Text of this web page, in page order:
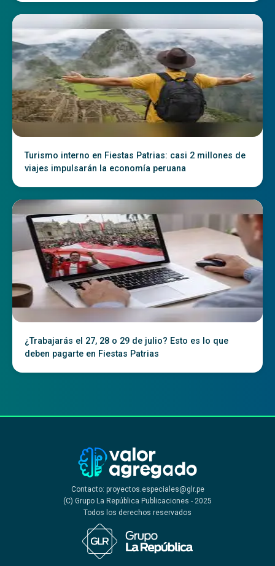
Turismo interno en Fiestas Patrias: casi 2 millones de
viajes impulsarán la economía peruana
¿Trabajarás el 27, 28 o 29 de julio? Esto es lo que
deben pagarte en Fiestas Patrias
Contacto: proyectos.especiales@glr.pe
(C) Grupo La República Publicaciones - 2025
Todos los derechos reservados